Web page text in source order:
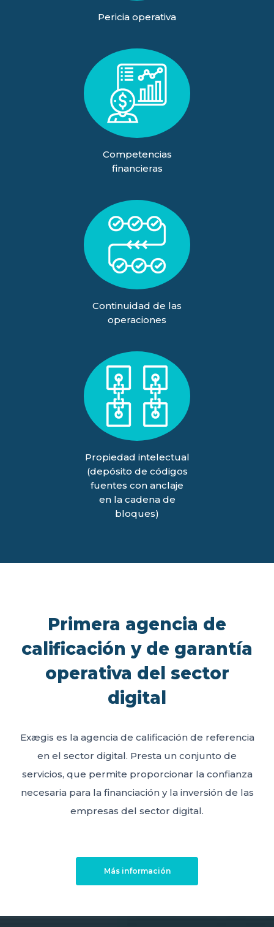
Pericia operativa
Competencias
financieras
Continuidad de las
operaciones
Propiedad intelectual
(depósito de códigos
fuentes con anclaje
en la cadena de
bloques)
Primera agencia de
calificación y de garantía
operativa del sector
digital
Exægis es la agencia de calificación de referencia
en el sector digital. Presta un conjunto de
servicios, que permite proporcionar la confianza
necesaria para la financiación y la inversión de las
empresas del sector digital.
Más información